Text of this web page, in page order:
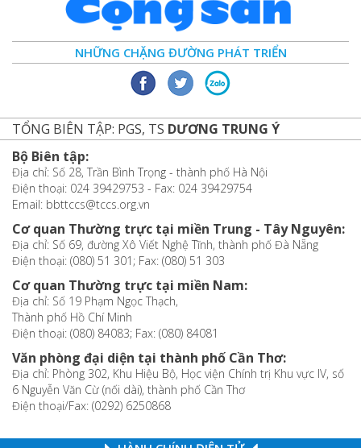
NHỮNG CHẶNG ĐƯỜNG PHÁT TRIỂN
TỔNG BIÊN TẬP: PGS, TS DƯƠNG TRUNG Ý
Bộ Biên tập:
Địa chỉ: Số 28, Trần Bình Trọng - thành phố Hà Nội
Điện thoại: 024 39429753 - Fax: 024 39429754
Email: bbttccs@tccs.org.vn
Cơ quan Thường trực tại miền Trung - Tây Nguyên:
Địa chỉ: Số 69, đường Xô Viết Nghệ Tĩnh, thành phố Đà Nẵng
Điện thoại: (080) 51 301; Fax: (080) 51 303
Cơ quan Thường trực tại miền Nam:
Địa chỉ: Số 19 Phạm Ngọc Thạch,
Thành phố Hồ Chí Minh
Điện thoại: (080) 84083; Fax: (080) 84081
Văn phòng đại diện tại thành phố Cần Thơ:
Địa chỉ: Phòng 302, Khu Hiệu Bộ, Học viện Chính trị Khu vực IV, số
6 Nguyễn Văn Cừ (nối dài), thành phố Cần Thơ
Điện thoại/Fax: (0292) 6250868